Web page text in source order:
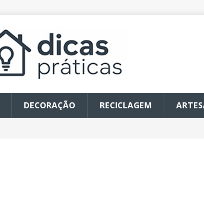
DECORAÇÃO RECICLAGEM